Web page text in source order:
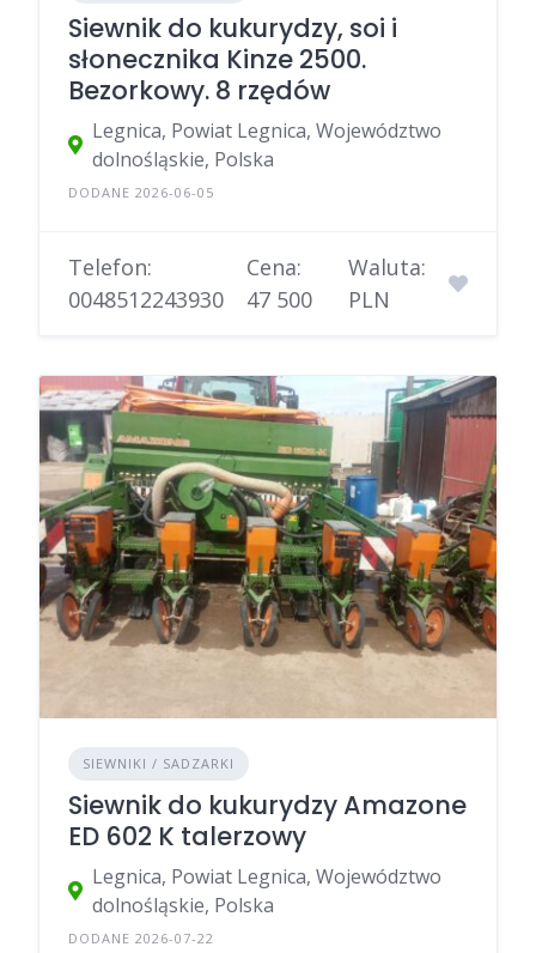
Siewnik do kukurydzy, soi i
słonecznika Kinze 2500.
Bezorkowy. 8 rzędów
Legnica, Powiat Legnica, Województwo
dolnośląskie, Polska
DODANE 2026-06-05
Telefon:
0048512243930
Cena:
47 500
Waluta:
PLN
SIEWNIKI / SADZARKI
Siewnik do kukurydzy Amazone
ED 602 K talerzowy
Legnica, Powiat Legnica, Województwo
dolnośląskie, Polska
DODANE 2026-07-22